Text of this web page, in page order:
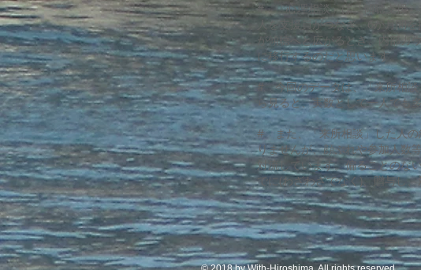
# 「心理相談」は「傾聴支援」
人を支援員がつなぎ、6か月間
が傾聴へと広がるとき、内部カ
に移行するのだと思います。
# 今回のデータは、「来所相談
ら見ると、実数として一人でも
# また、「来所相談」した人の
りませんが、顔ぶれや参加人数
対流しています。偏ることのな
でに(わざわざでなく)、贈与し